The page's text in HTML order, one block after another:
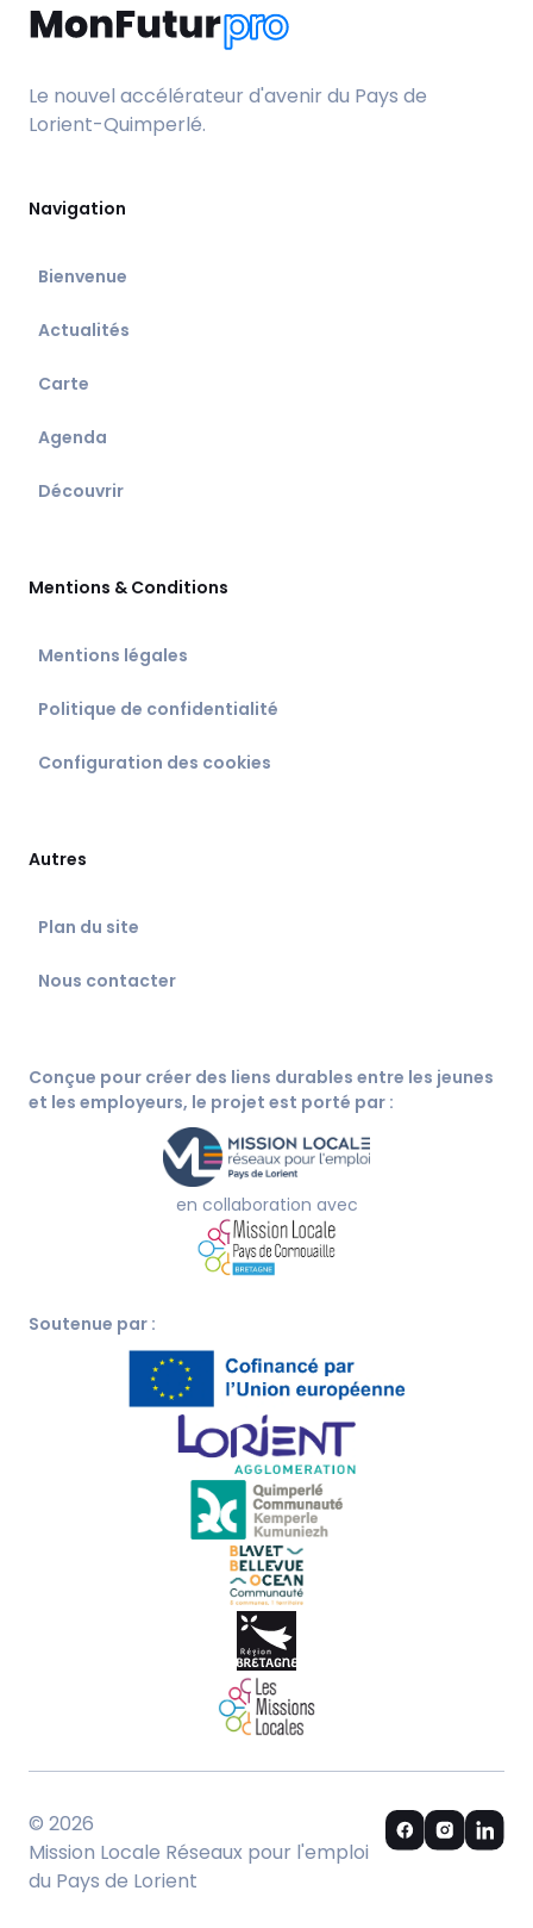
Le nouvel accélérateur d'avenir du Pays de
Lorient-Quimperlé.
Navigation
Bienvenue
Actualités
Carte
Agenda
Découvrir
Mentions & Conditions
Mentions légales
Politique de confidentialité
Configuration des cookies
Autres
Plan du site
Nous contacter
Conçue pour créer des liens durables entre les jeunes
et les employeurs, le projet est porté par :
en collaboration avec
Soutenue par :
© 2026
Mission Locale Réseaux pour l'emploi
du Pays de Lorient